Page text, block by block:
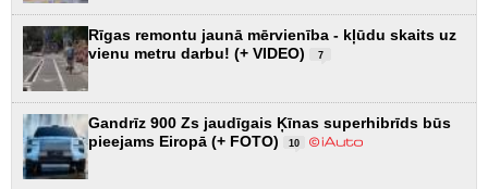
Rīgas remontu jaunā mērvienība - kļūdu skaits uz
vienu metru darbu! (+ VIDEO)
7
Gandrīz 900 Zs jaudīgais Ķīnas superhibrīds būs
pieejams Eiropā (+ FOTO)
10